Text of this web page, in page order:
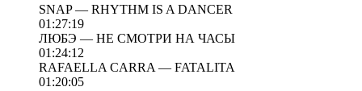
SNAP — RHYTHM IS A DANCER
01:27:19
ЛЮБЭ — НЕ СМОТРИ НА ЧАСЫ
01:24:12
RAFAELLA CARRA — FATALITA
01:20:05